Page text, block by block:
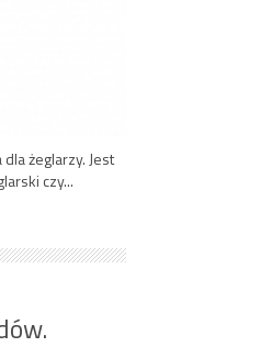
żeglarzy. Jest
czy...